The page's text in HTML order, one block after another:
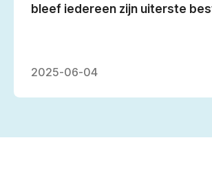
bleef iedereen zijn uiterste
2025-06-04